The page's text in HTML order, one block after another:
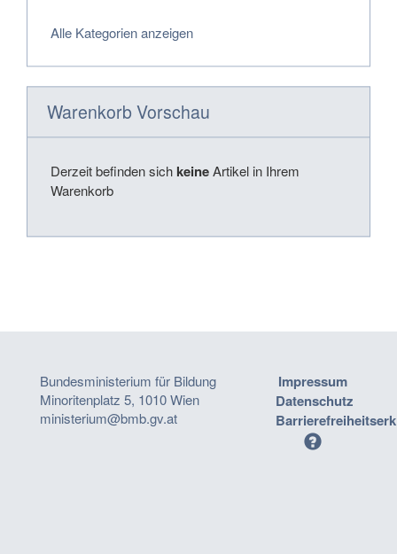
Alle Kategorien anzeigen
Warenkorb Vorschau
Derzeit befinden sich keineArtikel in Ihrem
Warenkorb
Bundesministerium für Bildung
Minoritenplatz 5, 1010 Wien
ministerium@bmb.gv.at
Impressum
Datenschutz